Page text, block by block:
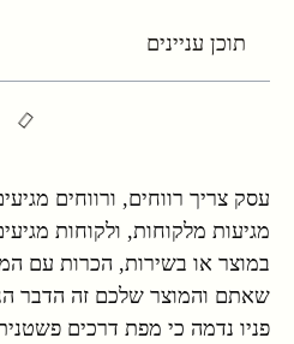
תוכן עניינים
עסק צריך רווחים, ורווחים
מגיעות מלקוחות, ולקוחות
במוצר או בשירות, הכרות עם
שאתם והמוצר שלכם זה הדבר
פניו נדמה כי מפת דרכים